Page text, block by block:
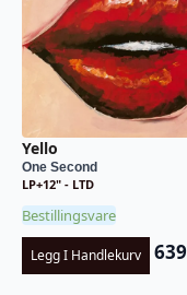
Yello
One Second
LP+12" - LTD
Bestillingsvare
Legg I Handlekurv 639